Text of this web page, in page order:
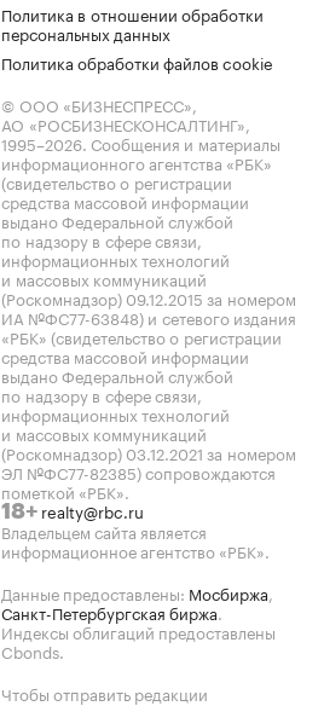
Политика в отношении обработки
персональных данных
Политика обработки файлов cookie
© ООО «БИЗНЕСПРЕСС»,
АО «РОСБИЗНЕСКОНСАЛТИНГ»,
1995–2026. Сообщения и материалы
информационного агентства «РБК»
(свидетельство о регистрации
средства массовой информации
выдано Федеральной службой
по надзору в сфере связи,
информационных технологий
и массовых коммуникаций
(Роскомнадзор) 09.12.2015 за номером
ИА №ФС77-63848) и сетевого издания
«РБК» (свидетельство о регистрации
средства массовой информации
выдано Федеральной службой
по надзору в сфере связи,
информационных технологий
и массовых коммуникаций
(Роскомнадзор) 03.12.2021 за номером
ЭЛ №ФС77-82385) сопровождаются
пометкой «РБК».
18+ realty@rbc.ru
Владельцем сайта является
информационное агентство «РБК».
Данные предоставлены: Мосбиржа,
Санкт-Петербургская биржа.
Индексы облигаций предоставлены
Cbonds.
Чтобы отправить редакции